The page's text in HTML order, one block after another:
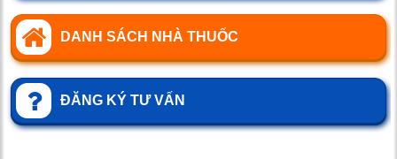
DANH SÁCH NHÀ THUỐC
ĐĂNG KÝ TƯ VẤN